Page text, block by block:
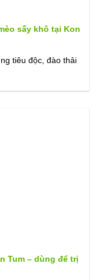
sấy khô tại Kon
tiêu độc, đào thải
Tum – dùng để trị